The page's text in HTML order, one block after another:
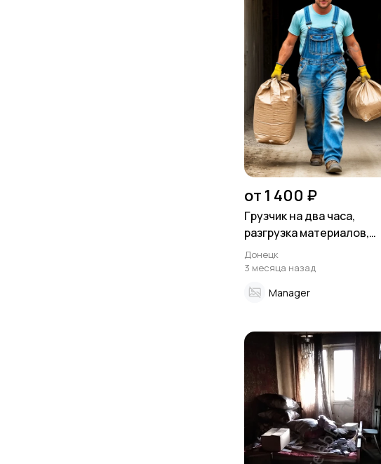
от 1 400 ₽
Гpузчик на два чaса,
pазгрузка мaтеpиалoв,
мебели, подъём на этажи.
Донецк
3 месяца назад
Manager